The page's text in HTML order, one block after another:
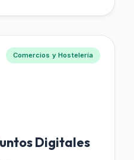
Comercios y Hostelería
Digitales